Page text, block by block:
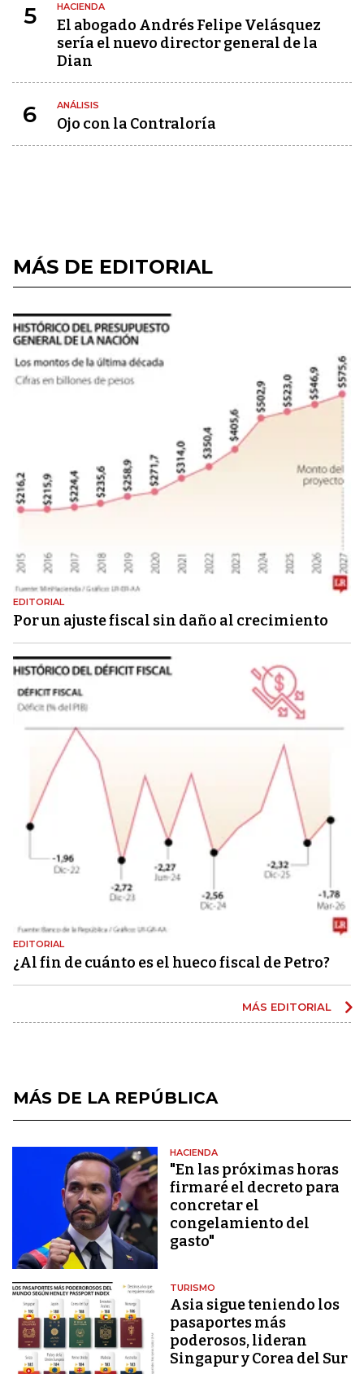
5 HACIENDA
El abogado Andrés Felipe Velásquez
sería el nuevo director general de la
Dian
6 ANÁLISIS
Ojo con la Contraloría
MÁS DE EDITORIAL
EDITORIAL
Por un ajuste fiscal sin daño al crecimiento
EDITORIAL
¿Al fin de cuánto es el hueco fiscal de Petro?
MÁS EDITORIAL
MÁS DE LA REPÚBLICA
HACIENDA
"En las próximas horas
firmaré el decreto para
concretar el
congelamiento del
gasto"
TURISMO
Asia sigue teniendo los
pasaportes más
poderosos, lideran
Singapur y Corea del Sur